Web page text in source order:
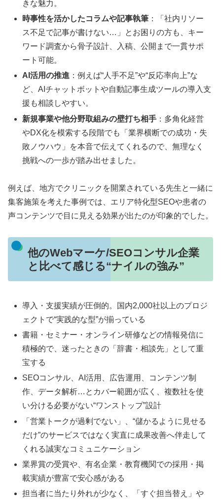
きな魅力。
時事性を活かしたコラムや記事執筆 ：「社内リソー
ス不足で記事が書けない…」とお困りの方も、キー
ワード調査から骨子設計、入稿、公開まで一貫サポ
ート可能。
AI活用の推進 ：例えば“人手不足”や“反応率向上”な
ど、AIチャットボットや自動記事生成ツールの導入支
援も相談しやすい。
新規事業や他分野取組みの壁打ち相手 ：多角化経営
やDX化を模索する段階でも「業界横断での成功・失
敗ノウハウ」を本音で伝えてくれるので、無理なく
挑戦への一歩が踏み出せました。
例えば、地方でクリニックを開業されている先生と一緒に
集客施策を考えた事例では、エリア特化型SEOや患者の
声コンテンツで目に見える効果が出たのが印象的でした。
他のWebマーケ/SEOコンサル企業
と比べて感じる“ナイルの強み”
導入・支援実績が圧倒的。国内2,000社以上のプロジ
ェクトで“実践的な型”が揃っている
書籍・セミナー・オンライン研修などの情報発信に
積極的で、迷ったときの「辞書・相談先」として重
宝する
SEOコンサル、AI活用、広告運用、コンテンツ制
作、データ解析…とカバー範囲が広く、複数社を使
い分ける必要がない“ワンストップ”設計
「営業トークが過剰でない」、“儲かるように見せる
だけ”のサービスではなく実直に成果改善へ伴走して
くれる誠実なコミュニケーション
業界賞の受賞や、有名企業・教育機関での採用・掲
載実績が豊富で安心感がある
担当者に当たり外れが少なく、「すぐ担当替え」や